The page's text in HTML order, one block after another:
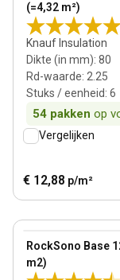
(=4,32 m²)
Knauf Insulation
Dikte (in mm): 80
Rd-waarde: 2.25
Stuks / eenheid: 6
54 pakken op
Vergelijken
€ 12,88 p/m²
RockSono Base
m2)
View product